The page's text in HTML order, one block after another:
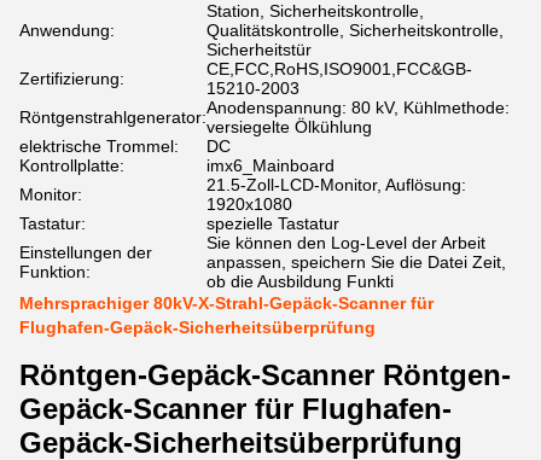
Anwendung:
Station, Sicherheitskontrolle,
Qualitätskontrolle, Sicherheitskontrolle,
Sicherheitstür
Zertifizierung:
CE,FCC,RoHS,ISO9001,FCC&GB-
15210-2003
Röntgenstrahlgenerator:Anodenspannung: 80 kV, Kühlmethode:
versiegelte Ölkühlung
elektrische Trommel:
DC
Kontrollplatte:
imx6_Mainboard
Monitor:
21.5-Zoll-LCD-Monitor, Auflösung:
1920x1080
Tastatur:
spezielle Tastatur
Einstellungen der
Funktion:
Sie können den Log-Level der Arbeit
anpassen, speichern Sie die Datei Zeit,
ob die Ausbildung Funkti
Mehrsprachiger 80kV-X-Strahl-Gepäck-Scanner für
Flughafen-Gepäck-Sicherheitsüberprüfung
Röntgen-Gepäck-Scanner Röntgen-
Gepäck-Scanner für Flughafen-
Gepäck-Sicherheitsüberprüfung